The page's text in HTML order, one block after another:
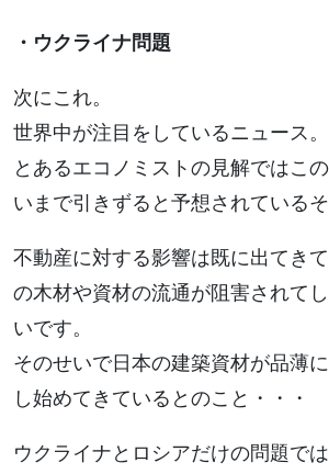
・ウクライナ問題
次にこれ。
世界中が注目をしているニュース。
とあるエコノミストの見解ではこ
いまで引きずると予想されているそ
不動産に対する影響は既に出てき
の木材や資材の流通が阻害されて
いです。
そのせいで日本の建築資材が品薄
し始めてきているとのこと・・・
ウクライナとロシアだけの問題で